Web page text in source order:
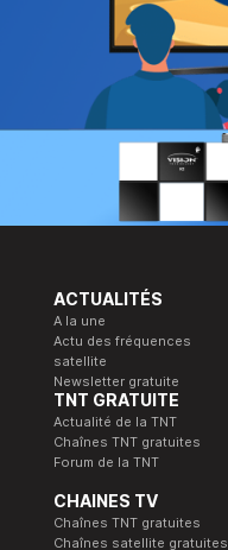
ACTUALITÉS
A la une
Actu des fréquences
satellite
Newsletter gratuite
TNT GRATUITE
Actualité de la TNT
Chaînes TNT gratuites
Forum de la TNT
CHAINES TV
Chaînes TNT gratuites
Chaînes satellite gratuites